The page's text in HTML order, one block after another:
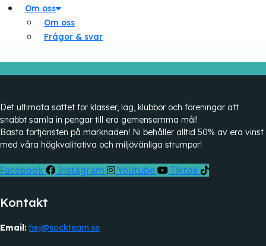
Om oss
Om oss
Frågor & svar
Det ultimata sättet för klasser, lag, klubbor och föreningar att
snabbt samla in pengar till era gemensamma mål!
Bästa förtjänsten på marknaden! Ni behåller alltid 50% av era vinst
med våra högkvalitativa och miljövänliga strumpor!
Facebook Instagram Youtube Tiktok
Kontakt
Email: hej@sockteam.se